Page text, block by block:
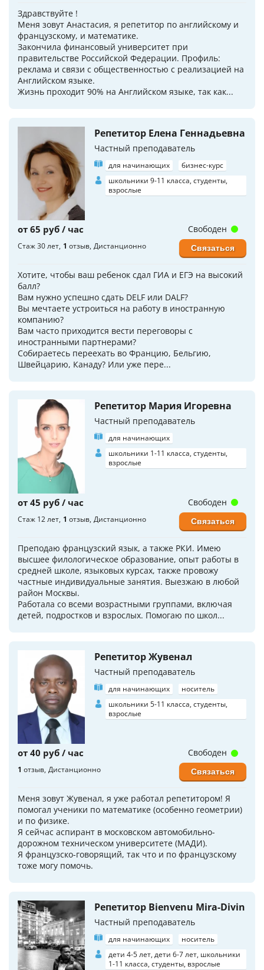
Здравствуйте !
Меня зовут Анастасия, я репетитор по английскому и
французскому, и математике.
Закончила финансовый университет при
правительстве Российской Федерации. Профиль:
реклама и связи с общественностью с реализацией на
Английском языке.
Жизнь проходит 90% на Английском языке, так как...
Репетитор Елена Геннадьевна
Частный преподаватель
для начинающих
бизнес-курс
школьники 9-11 класса, студенты,
взрослые
от 65 руб / час
Стаж 30 лет 1 отзыв Дистанционно
Хотите, чтобы ваш ребенок сдал ГИА и ЕГЭ на высокий
балл?
Вам нужно успешно сдать DELF или DALF?
Вы мечтаете устроиться на работу в иностранную
компанию?
Вам часто приходится вести переговоры с
иностранными партнерами?
Собираетесь переехать во Францию, Бельгию,
Швейцарию, Канаду? Или уже пере...
Свободен
Связаться
Репетитор Мария Игоревна
Частный преподаватель
для начинающих
школьники 1-11 класса, студенты,
взрослые
от 45 руб / час
Стаж 12 лет 1 отзыв Дистанционно
Преподаю французский язык, а также РКИ. Имею
высшее филологическое образование, опыт работы в
средней школе, языковых курсах, также провожу
частные индивидуальные занятия. Выезжаю в любой
район Москвы.
Работала со всеми возрастными группами, включая
детей, подростков и взрослых. Помогаю по школ...
Свободен
Связаться
Репетитор Жувенал
Частный преподаватель
для начинающих
носитель
школьники 5-11 класса, студенты,
взрослые
от 40 руб / час
1 отзыв Дистанционно
Меня зовут Жувенал, я уже работал репетитором! Я
помогал ученики по математике (особенно геометрии)
и по физике.
Я сейчас аспирант в московском автомобильно-
дорожном техническом университете (МАДИ).
Я французско-говорящий, так что и по французскому
тоже могу помочь.
Свободен
Связаться
Репетитор Bienvenu Mira-Divin
Частный преподаватель
для начинающих
носитель
дети 4-5 лет, дети 6-7 лет, школьники
1-11 класса, студенты, взрослые